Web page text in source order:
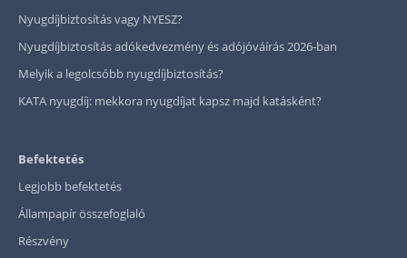
Nyugdíjbiztosítás vagy NYESZ?
Nyugdíjbiztosítás adókedvezmény és adójóváírás 2026-ban
Melyik a legolcsóbb nyugdíjbiztosítás?
KATA nyugdíj: mekkora nyugdíjat kapsz majd katásként?
Befektetés
Legjobb befektetés
Állampapír összefoglaló
Részvény